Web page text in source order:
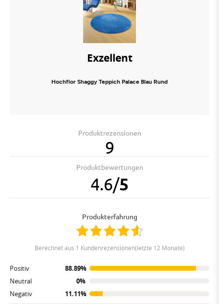
Exzellent
Hochflor Shaggy Teppich Palace Blau Rund
Produktrezensionen
9
Produktbewertungen
4.6/5
Produkterfahrung
berechnet aus 1 Kundenrezensionen(letzte 12 Monate)
Positiv
88.89%
Neutral
0%
Negativ
11.11%